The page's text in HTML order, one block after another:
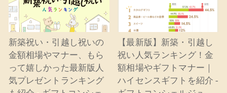
新築祝い・引越し祝いの
金額相場やマナー、もら
って嬉しかった最新版人
気プレゼントランキング
【最新版】新築・引越し
祝い人気ランキング！金
額相場やギフトマナー｜
ハイセンスギフトを紹介 -